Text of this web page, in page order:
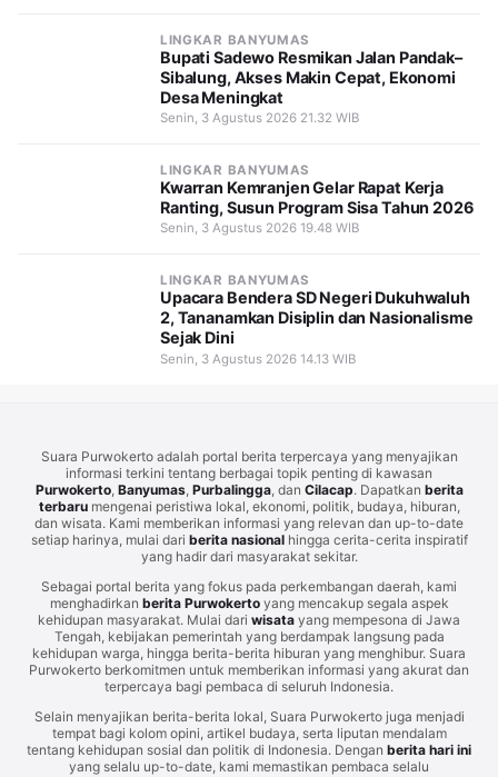
LINGKAR BANYUMAS
Bupati Sadewo Resmikan Jalan Pandak–
Sibalung, Akses Makin Cepat, Ekonomi
Desa Meningkat
Senin, 3 Agustus 2026 21.32 WIB
LINGKAR BANYUMAS
Kwarran Kemranjen Gelar Rapat Kerja
Ranting, Susun Program Sisa Tahun 2026
Senin, 3 Agustus 2026 19.48 WIB
LINGKAR BANYUMAS
Upacara Bendera SD Negeri Dukuhwaluh
2, Tananamkan Disiplin dan Nasionalisme
Sejak Dini
Senin, 3 Agustus 2026 14.13 WIB
Suara Purwokerto adalah portal berita terpercaya yang menyajikan
informasi terkini tentang berbagai topik penting di kawasan
Purwokerto, Banyumas, Purbalingga, dan Cilacap. Dapatkan berita
terbarumengenai peristiwa lokal, ekonomi, politik, budaya, hiburan,
dan wisata. Kami memberikan informasi yang relevan dan up-to-date
setiap harinya, mulai dari berita nasionalhingga cerita-cerita inspiratif
yang hadir dari masyarakat sekitar.
Sebagai portal berita yang fokus pada perkembangan daerah, kami
menghadirkan berita Purwokertoyang mencakup segala aspek
kehidupan masyarakat. Mulai dari wisata yang mempesona di Jawa
Tengah, kebijakan pemerintah yang berdampak langsung pada
kehidupan warga, hingga berita-berita hiburan yang menghibur. Suara
Purwokerto berkomitmen untuk memberikan informasi yang akurat dan
terpercaya bagi pembaca di seluruh Indonesia.
Selain menyajikan berita-berita lokal, Suara Purwokerto juga menjadi
tempat bagi kolom opini, artikel budaya, serta liputan mendalam
tentang kehidupan sosial dan politik di Indonesia. Dengan berita hari ini
yang selalu up-to-date, kami memastikan pembaca selalu